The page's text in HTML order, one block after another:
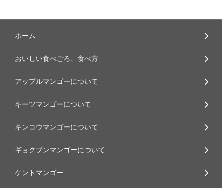
ホーム
おいしい食べごろ、食べ方
アップルマンゴーについて
キーツマンゴーについて
キンコウマンゴーについて
ギョクブンマンゴーについて
ケントマンゴー